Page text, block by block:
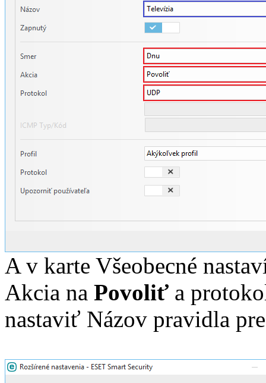
A v karte Všeobecné
Akcia na Povoliť a
nastaviť Názov pravidla